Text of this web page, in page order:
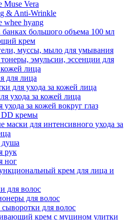
Muse Vera
& Anti-Wrinkle
whee hyang
большого объема 100 мл
крем
муссы, мыло для умывания
эмульсии, эссенции для
кожей лица
для лица
для ухода за кожей лица
ухода за кожей лица
ухода за кожей вокруг глаз
кремы
маски для интенсивного ухода за
душа
рук
ног
крем для лица и
для волос
для волос
для волос
крем с муцином улитки